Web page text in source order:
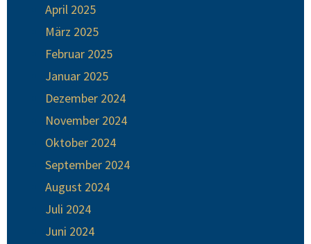
April 2025
März 2025
Februar 2025
Januar 2025
Dezember 2024
November 2024
Oktober 2024
September 2024
August 2024
Juli 2024
Juni 2024